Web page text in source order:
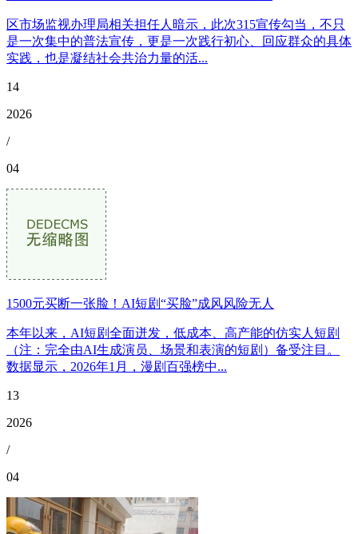
区市场监视办理局相关担任人暗示，此次315宣传勾当，不只
是一次集中的普法宣传，更是一次践行初心、回应群众的具体
实践，也是凝结社会共治力量的活...
14
2026
/
04
1500元买断一张脸！AI短剧“买脸”成风风险无人
本年以来，AI短剧全面迸发，低成本、高产能的仿实人短剧
（注：完全由AI生成演员、场景和表演的短剧）备受注目。
数据显示，2026年1月，漫剧百强榜中...
13
2026
/
04